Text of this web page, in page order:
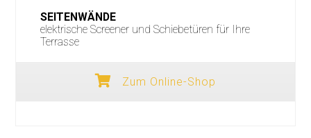
SEITENWÄNDE
elektrische Screener und Schiebetüren für Ihre
Terrasse
Zum Online-Shop